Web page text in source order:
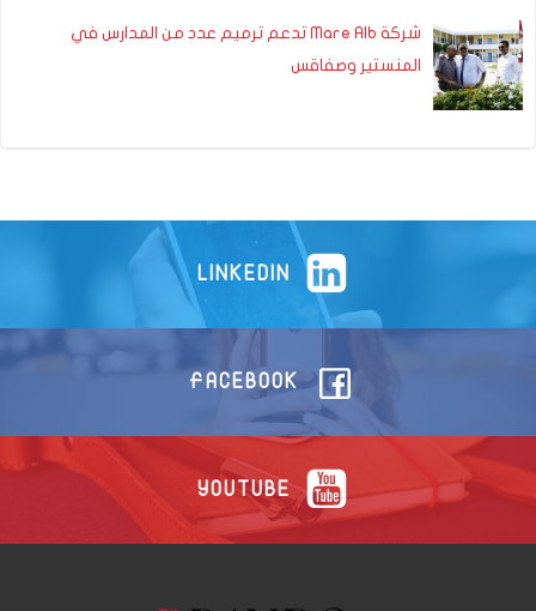
شركة Mare Alb تدعم ترميم عدد من المدارس في
المنستير وصفاقس
LINKEDIN
FACEBOOK
YOUTUBE